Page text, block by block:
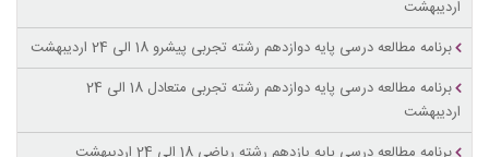
اردیبهشت
برنامه مطالعه درسی پایه دوازدهم رشته تجربی پیشرو 18 الی 24 اردیبهشت
برنامه مطالعه درسی پایه دوازدهم رشته تجربی متعادل 18 الی 24
اردیبهشت
برنامه مطالعه درسی پایه یازدهم رشته ریاضی 18 الی 24 اردیبهشت